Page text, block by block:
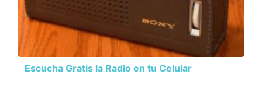
Escucha Gratis la Radio en tu Celular